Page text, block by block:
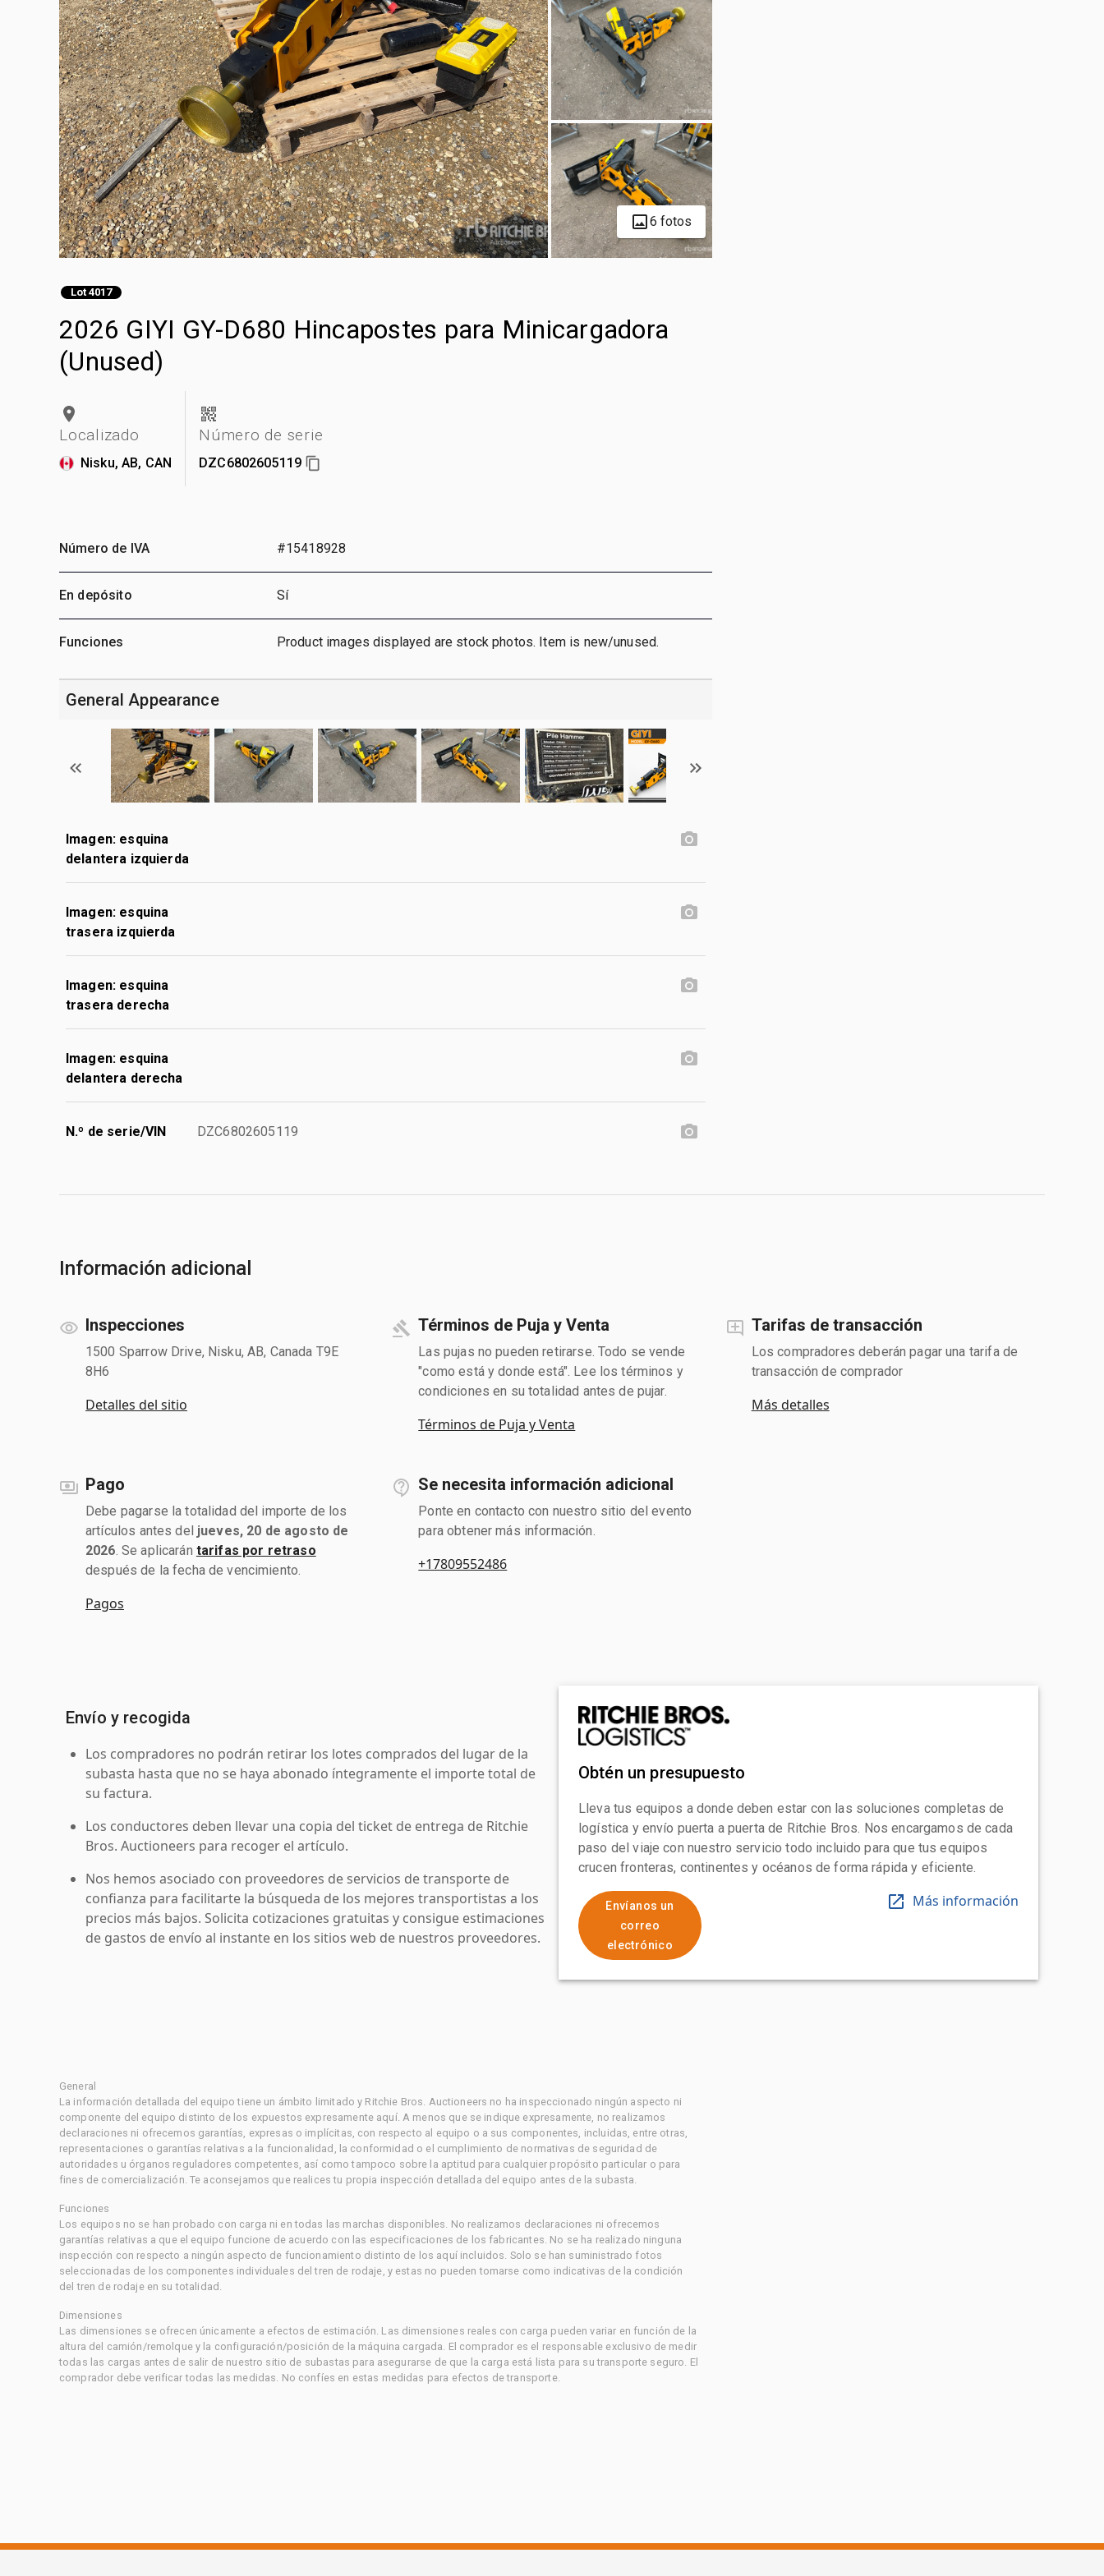
6 fotos
Lot 4017
2026 GIYI GY-D680 Hincapostes para Minicargadora
(Unused)
Localizado
Nisku, AB, CAN
Número de serie
DZC6802605119
Número de IVA #15418928
En depósito Sí
Funciones Product images displayed are stock photos. Item is new/unused.
General Appearance
Imagen: esquina
delantera izquierda
Imagen: esquina
trasera izquierda
Imagen: esquina
trasera derecha
Imagen: esquina
delantera derecha
N.º de serie/VIN DZC6802605119
Información adicional
Inspecciones
1500 Sparrow Drive, Nisku, AB, Canada T9E
8H6
Detalles del sitio
Términos de Puja y Venta
Las pujas no pueden retirarse. Todo se vende
"como está y donde está". Lee los términos y
condiciones en su totalidad antes de pujar.
Términos de Puja y Venta
Tarifas de transacción
Los compradores deberán pagar una tarifa de
transacción de comprador
Más detalles
Pago
Debe pagarse la totalidad del importe de los
artículos antes del jueves, 20 de agosto de
2026 . Se aplicarán tarifas por retraso
después de la fecha de vencimiento.
Pagos
Se necesita información adicional
Ponte en contacto con nuestro sitio del evento
para obtener más información.
+17809552486
Envío y recogida
Los compradores no podrán retirar los lotes comprados del lugar de la
subasta hasta que no se haya abonado íntegramente el importe total de
su factura.
Los conductores deben llevar una copia del ticket de entrega de Ritchie
Bros. Auctioneers para recoger el artículo.
Nos hemos asociado con proveedores de servicios de transporte de
confianza para facilitarte la búsqueda de los mejores transportistas a los
precios más bajos. Solicita cotizaciones gratuitas y consigue estimaciones
de gastos de envío al instante en los sitios web de nuestros proveedores.
Obtén un presupuesto
Lleva tus equipos a donde deben estar con las soluciones completas de
logística y envío puerta a puerta de Ritchie Bros. Nos encargamos de cada
paso del viaje con nuestro servicio todo incluido para que tus equipos
crucen fronteras, continentes y océanos de forma rápida y eficiente.
Envíanos un
correo
electrónico
Más información
General
La información detallada del equipo tiene un ámbito limitado y Ritchie Bros. Auctioneers no ha inspeccionado ningún aspecto ni
componente del equipo distinto de los expuestos expresamente aquí. A menos que se indique expresamente, no realizamos
declaraciones ni ofrecemos garantías, expresas o implícitas, con respecto al equipo o a sus componentes, incluidas, entre otras,
representaciones o garantías relativas a la funcionalidad, la conformidad o el cumplimiento de normativas de seguridad de
autoridades u órganos reguladores competentes, así como tampoco sobre la aptitud para cualquier propósito particular o para
fines de comercialización. Te aconsejamos que realices tu propia inspección detallada del equipo antes de la subasta.
Funciones
Los equipos no se han probado con carga ni en todas las marchas disponibles. No realizamos declaraciones ni ofrecemos
garantías relativas a que el equipo funcione de acuerdo con las especificaciones de los fabricantes. No se ha realizado ninguna
inspección con respecto a ningún aspecto de funcionamiento distinto de los aquí incluidos. Solo se han suministrado fotos
seleccionadas de los componentes individuales del tren de rodaje, y estas no pueden tomarse como indicativas de la condición
del tren de rodaje en su totalidad.
Dimensiones
Las dimensiones se ofrecen únicamente a efectos de estimación. Las dimensiones reales con carga pueden variar en función de la
altura del camión/remolque y la configuración/posición de la máquina cargada. El comprador es el responsable exclusivo de medir
todas las cargas antes de salir de nuestro sitio de subastas para asegurarse de que la carga está lista para su transporte seguro. El
comprador debe verificar todas las medidas. No confíes en estas medidas para efectos de transporte.